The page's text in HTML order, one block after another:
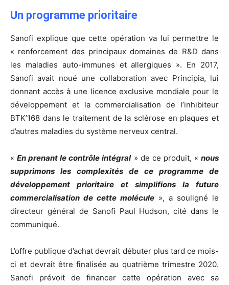
Un programme prioritaire
Sanofi explique que cette opération va lui permettre le
« renforcement des principaux domaines de R&D dans
les maladies auto-immunes et allergiques ». En 2017,
Sanofi avait noué une collaboration avec Principia, lui
donnant accès à une licence exclusive mondiale pour le
développement et la commercialisation de l’inhibiteur
BTK’168 dans le traitement de la sclérose en plaques et
d’autres maladies du système nerveux central.
«En prenant le contrôle intégral» de ce produit, «nous
supprimons les complexités de ce programme de
développement prioritaire et simplifions la future
commercialisation de cette molécule », a souligné le
directeur général de Sanofi Paul Hudson, cité dans le
communiqué.
L’offre publique d’achat devrait débuter plus tard ce mois-
ci et devrait être finalisée au quatrième trimestre 2020.
Sanofi prévoit de financer cette opération avec sa